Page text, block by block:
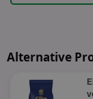
Alternative